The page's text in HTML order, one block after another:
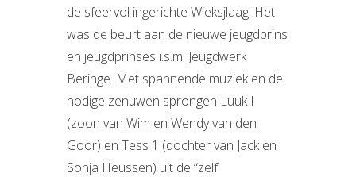
de sfeervol ingerichte Wieksjlaag. Het
was de beurt aan de nieuwe jeugdprins
en jeugdprinses i.s.m. Jeugdwerk
Beringe. Met spannende muziek en de
nodige zenuwen sprongen Luuk I
(zoon van Wim en Wendy van den
Goor) en Tess 1 (dochter van Jack en
Sonja Heussen) uit de “zelf